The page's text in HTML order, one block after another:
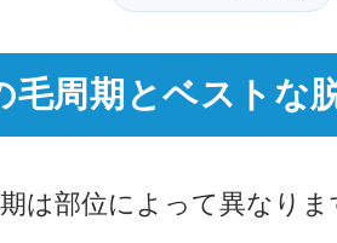
毛周期とベストな
は部位によって異なりま